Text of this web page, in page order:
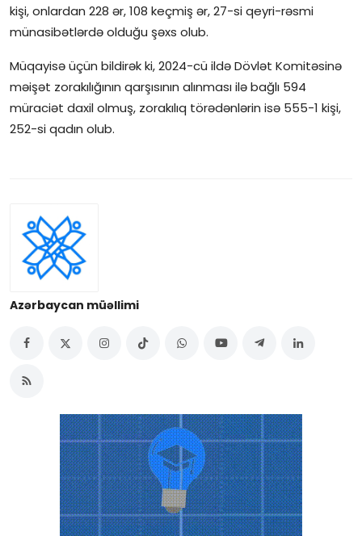
kişi, onlardan 228 ər, 108 keçmiş ər, 27-si qeyri-rəsmi
münasibətlərdə olduğu şəxs olub.
Müqayisə üçün bildirək ki, 2024-cü ildə Dövlət Komitəsinə
məişət zorakılığının qarşısının alınması ilə bağlı 594
müraciət daxil olmuş, zorakılıq törədənlərin isə 555-1 kişi,
252-si qadın olub.
Azərbaycan müəllimi